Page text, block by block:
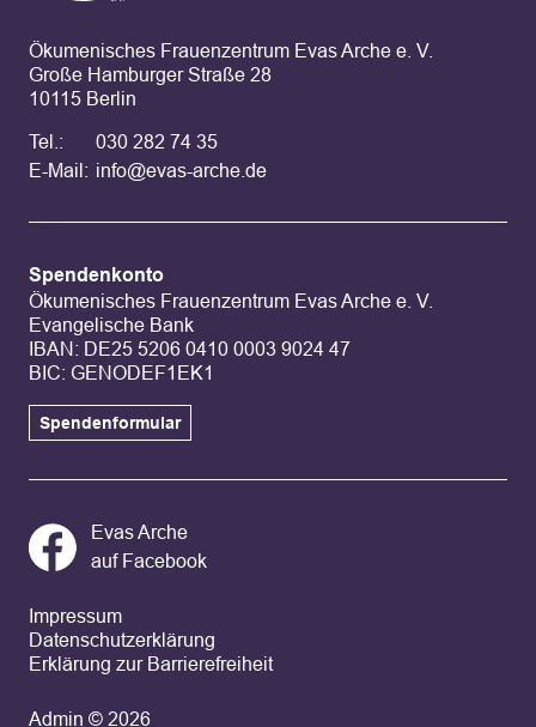
Ökumenisches Frauenzentrum Evas Arche e. V.
Große Hamburger Straße 28
10115 Berlin
Tel.:
030 282 74 35
E-Mail: info@evas-arche.de
Spendenkonto
Ökumenisches Frauenzentrum Evas Arche e. V.
Evangelische Bank
IBAN: DE25 5206 0410 0003 9024 47
BIC: GENODEF1EK1
Spendenformular
Evas Arche
auf Facebook
Impressum
Datenschutzerklärung
Erklärung zur Barrierefreiheit
Admin © 2026